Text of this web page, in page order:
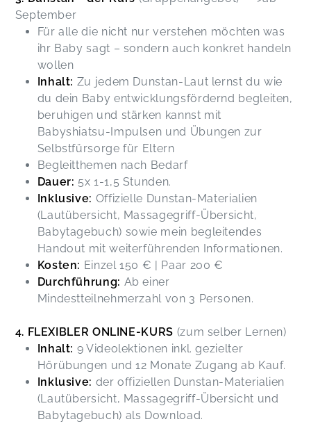
September
Für alle die nicht nur verstehen möchten was
ihr Baby sagt – sondern auch konkret handeln
wollen
Inhalt: Zu jedem Dunstan-Laut lernst du wie
du dein Baby entwicklungsfördernd begleiten,
beruhigen und stärken kannst mit
Babyshiatsu-Impulsen und Übungen zur
Selbstfürsorge für Eltern
Begleitthemen nach Bedarf
Dauer: 5x 1-1,5 Stunden.
Inklusive: Offizielle Dunstan-Materialien
(Lautübersicht, Massagegriff-Übersicht,
Babytagebuch) sowie mein begleitendes
Handout mit weiterführenden Informationen.
Kosten: Einzel 150 € | Paar 200 €
Durchführung: Ab einer
Mindestteilnehmerzahl von 3 Personen.
4. FLEXIBLER ONLINE-KURS (zum selber Lernen)
Inhalt: 9 Videolektionen inkl. gezielter
Hörübungen und 12 Monate Zugang ab Kauf.
Inklusive: der offiziellen Dunstan-Materialien
(Lautübersicht, Massagegriff-Übersicht und
Babytagebuch) als Download.